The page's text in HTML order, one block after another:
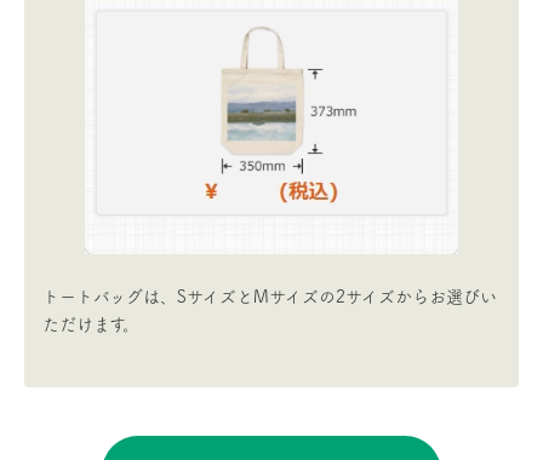
トートバッグは、SサイズとMサイズの2サイズからお選びい
ただけます。​